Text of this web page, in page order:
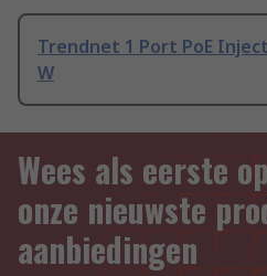
Trendnet 1 Port PoE
W
Wees als eerste
onze nieuwste
aanbiedingen